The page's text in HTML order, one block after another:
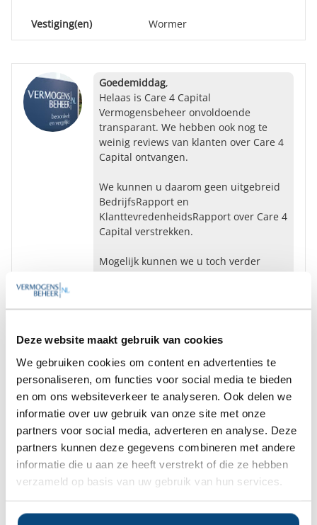
Deze website maakt gebruik van cookies
We gebruiken cookies om content en advertenties te
personaliseren, om functies voor social media te bieden
en om ons websiteverkeer te analyseren. Ook delen we
informatie over uw gebruik van onze site met onze
partners voor social media, adverteren en analyse. Deze
partners kunnen deze gegevens combineren met andere
informatie die u aan ze heeft verstrekt of die ze hebben
verzameld op basis van uw gebruik van hun services.
Vestiging(en) Wormer
Goedemiddag,
Helaas is Care 4 Capital
Vermogensbeheer onvoldoende
transparant. We hebben ook nog te
weinig reviews van klanten over Care 4
Capital ontvangen.
We kunnen u daarom geen uitgebreid
BedrijfsRapport en
KlanttevredenheidsRapport over Care 4
Capital verstrekken.
Mogelijk kunnen we u toch verder
Op zoek naar de beste
vermogensbeheerder?
Bent u op zoek naar de voor u beste
vermogensbeheerder?
Vraag dan gratis en geheel vrijblijvend een
SelectieRapport aan. Per e-mail ontvangt u
een selectie van goede vermogensbeheerders die het
beste passen bij uw persoonlijke situatie, wensen en